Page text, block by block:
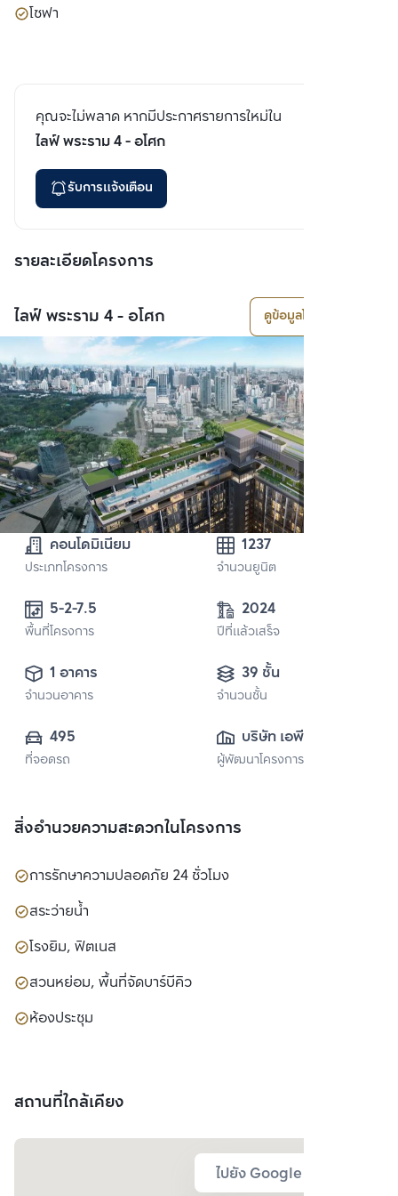
โซฟา
คุณจะไม่พลาด หากมีประกาศรายการใหม่ใน
ไลฟ์ พระราม 4 - อโศก
รับการแจ้งเตือน
รายละเอียดโครงการ
ไลฟ์ พระราม 4 - อโศก ดูข้อมูลโครงการ
คอนโดมิเนียม
ประเภทโครงการ
1237
จำนวนยูนิต
5-2-7.5
พื้นที่โครงการ
2024
ปีที่แล้วเสร็จ
1 อาคาร
จำนวนอาคาร
39 ชั้น
จำนวนชั้น
495
ที่จอดรถ
บริษัท เอพี เอ็มอี 12
จำกัด
ผู้พัฒนาโครงการ
สิ่งอำนวยความสะดวกในโครงการ
การรักษาความปลอดภัย 24 ชั่วโมง
สระว่ายน้ำ
โรงยิม, ฟิตเนส
สวนหย่อม, พื้นที่จัดบาร์บีคิว
ห้องประชุม
สถานที่ใกล้เคียง
ไปยัง Google Map